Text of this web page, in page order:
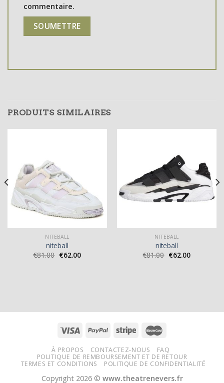
commentaire.
PRODUITS SIMILAIRES
NITEBALL
niteball
€81.00 €62.00
NITEBALL
niteball
€81.00 €62.00
À PROPOS CONTACTEZ-NOUS
FAQ
POLITIQUE DE REMBOURSEMENT ET DE RETOUR
TERMES ET CONDITIONS
POLITIQUE DE CONFIDENTIALITÉ
Copyright 2026 © www.theatrenevers.fr